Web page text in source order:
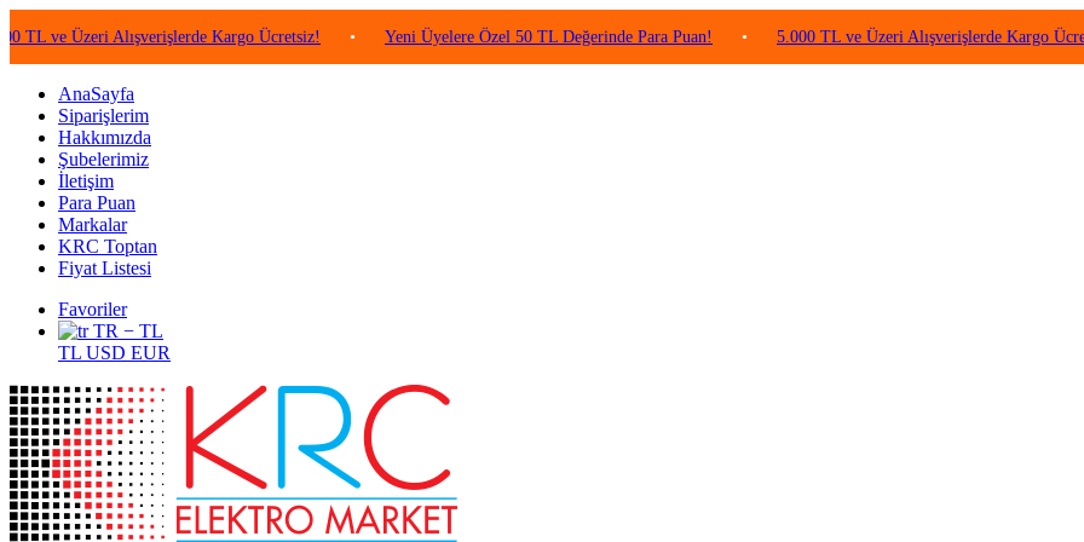
Alışverişlerde Kargo Ücretsiz! • Yeni Üyelere Özel 50 TL Değerinde Para Puan! • 5.000 TL ve Üzeri Alışverişlerde Kargo Ücretsiz!
AnaSayfa
Siparişlerim
Hakkımızda
Şubelerimiz
İletişim
Para Puan
Markalar
KRC Toptan
Fiyat Listesi
Favoriler
TR − TL
TL USD EUR